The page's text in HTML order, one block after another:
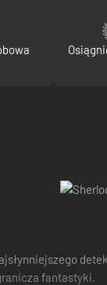
fantastyki.